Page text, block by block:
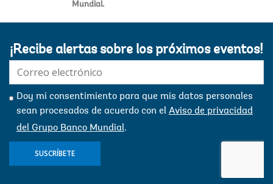
Mundial.
¡Recibe alertas sobre los próximos eventos!
mail:
Doy mi consentimiento para que mis datos personales
sean procesados ​​de acuerdo con el Aviso de privacidad
del Grupo Banco Mundial.
SUSCRÍBETE